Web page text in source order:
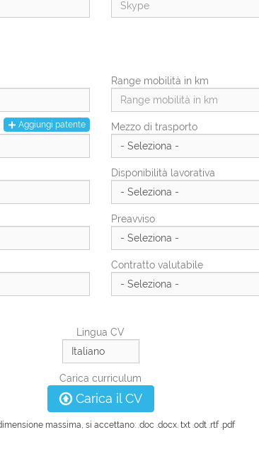
Numero civico di residenza
Aggiungi patente
Range mobilità in km
Mezzo di trasporto
Disponibilità lavorativa
Preavviso
Contratto valutabile
Lingua CV
Carica curriculum
Carica il CV
massima, si accettano: .doc .docx. txt .odt .rtf .pdf